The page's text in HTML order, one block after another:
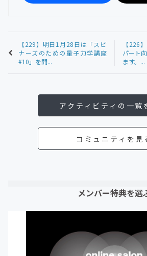
【229】明日1月28日は「スピ
ナーズのための量子力学講座
#10」を開...
【226
パート
ます。...
アクティビティの一覧
コミュニティを見
メンバー特典を選